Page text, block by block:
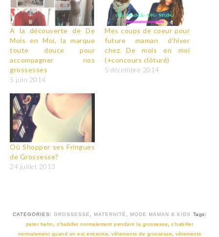
A la découverte de De
Mois en Moi, la marque
toute douce pour
accompagner nos
grossesses
5 juin 2014
Mes coups de coeur pour
future maman d’hiver
chez De mois en moi
(+concours clôturé)
5 décembre 2014
Où Shopper ses Fringues
de Grossesse?
24 juillet 2013
CATEGORIES: GROSSESSE MATERNITÉ MODE MAMAN & KIDS
Tags:
peter hahn
s'habiller normalement pendant la grossesse ,s'habiller
normalement quand on est enceinte
vêtements de grossesse
vêtements